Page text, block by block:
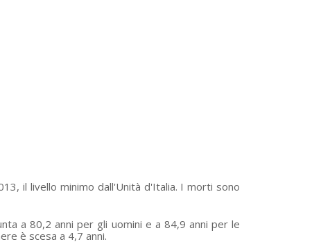
il livello minimo dall'Unità d'Italia. I morti sono
a 80,2 anni per gli uomini e a 84,9 anni per le
è scesa a 4,7 anni.